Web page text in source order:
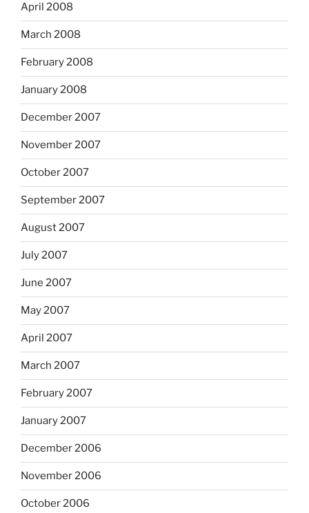
April 2008
March 2008
February 2008
January 2008
December 2007
November 2007
October 2007
September 2007
August 2007
July 2007
June 2007
May 2007
April 2007
March 2007
February 2007
January 2007
December 2006
November 2006
October 2006